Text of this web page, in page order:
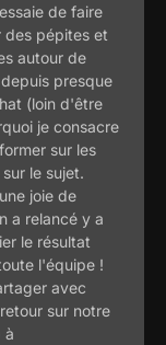
de faire
des pépites et
autour de
presque
(loin d'être
je consacre
sur les
le sujet.
joie de
a relancé y a
le résultat
l'équipe !
avec
sur notre
à